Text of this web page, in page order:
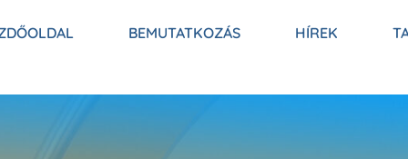
BEMUTATKOZÁS HÍREK